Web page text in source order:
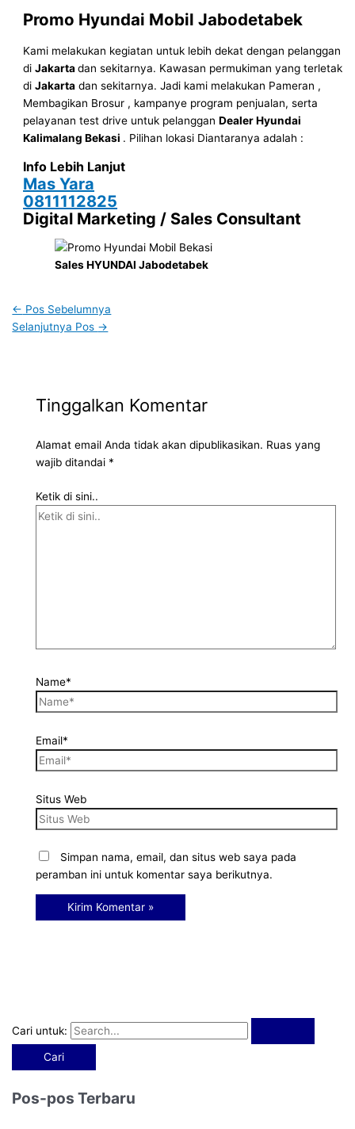
Cari untuk:
Pos-pos Terbaru
Promo Hyundai Mobil Jabodetabek
Kami melakukan kegiatan untuk lebih dekat dengan pelanggan
diJakartadan sekitarnya. Kawasan permukiman yang terletak
diJakarta dan sekitarnya. Jadi kami melakukan Pameran ,
Membagikan Brosur , kampanye program penjualan, serta
pelayanan test drive untuk pelangganDealer Hyundai
Kalimalang Bekasi . Pilihan lokasi Diantaranya adalah :
Info Lebih Lanjut
Mas Yara
0811112825
Digital Marketing / Sales Consultant
Sales HYUNDAI Jabodetabek
← Pos Sebelumnya
Selanjutnya Pos →
Tinggalkan Komentar
Alamat email Anda tidak akan dipublikasikan. Ruas yang
wajib ditandai *
Ketik di sini..
Name*
Email*
Situs Web
Simpan nama, email, dan situs web saya pada
peramban ini untuk komentar saya berikutnya.